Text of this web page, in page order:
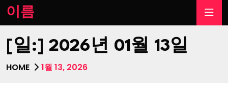
이름
[일:] 2026년 01월 13일
HOME 1월 13, 2026